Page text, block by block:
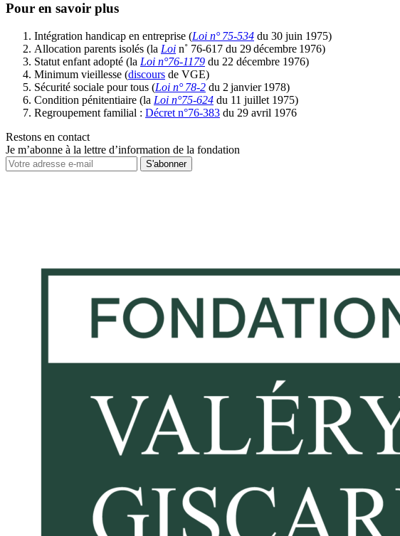
Pour en savoir plus
Intégration handicap en entreprise (Loi n° 75-534 du 30 juin 1975)
Allocation parents isolés (la Loi n˚ 76-617 du 29 décembre 1976)
Statut enfant adopté (la Loi n°76-1179 du 22 décembre 1976)
Minimum vieillesse (discours de VGE)
Sécurité sociale pour tous (Loi n° 78-2 du 2 janvier 1978)
Condition pénitentiaire (la Loi n°75-624 du 11 juillet 1975)
Regroupement familial : Décret n°76-383 du 29 avril 1976
Restons en contact
Je m’abonne à la lettre d’information de la fondation
S'abonner